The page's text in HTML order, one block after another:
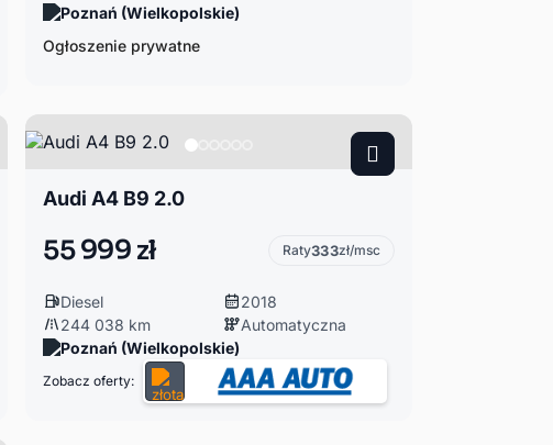
Poznań (Wielkopolskie)
Ogłoszenie prywatne
Audi A4 B9 2.0
55 999 zł Raty333zł/msc
Diesel
2018
244 038 km
Automatyczna
Poznań (Wielkopolskie)
Zobacz oferty: